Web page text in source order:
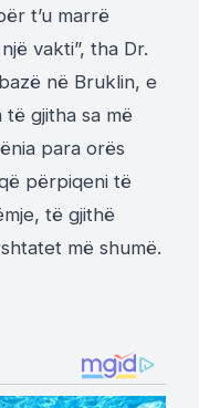
t’u marrë
vakti”, tha Dr.
në Bruklin, e
gjitha sa më
para orës
përpiqeni të
të gjithë
më shumë.